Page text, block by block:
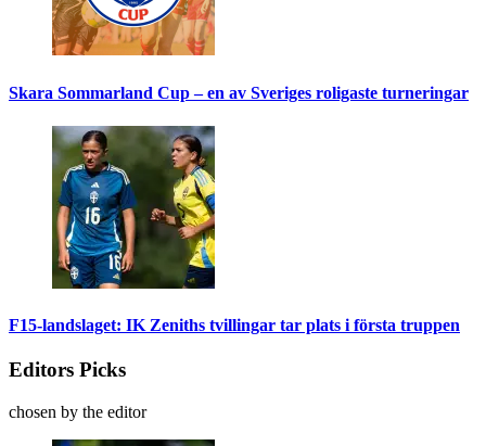
Skara Sommarland Cup – en av Sveriges roligaste turneringar
F15-landslaget: IK Zeniths tvillingar tar plats i första truppen
Editors Picks
chosen by the editor